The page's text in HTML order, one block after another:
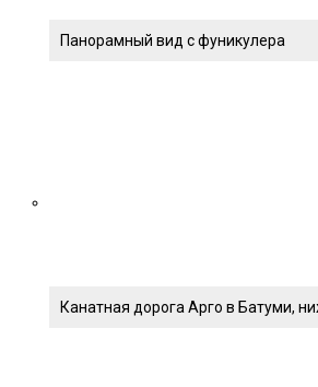
Панорамный вид с фуникулера
Канатная дорога Арго в Батуми,